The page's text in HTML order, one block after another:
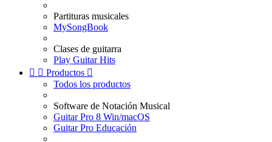
Partituras musicales
MySongBook
Clases de guitarra
Play Guitar Hits
  Productos 
Todos los productos
Software de Notación Musical
Guitar Pro 8 Win/macOS
Guitar Pro Educación